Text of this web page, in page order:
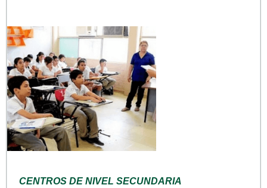
CENTROS DE NIVEL SECUNDARIA